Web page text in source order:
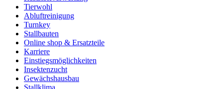
Tierwohl
Abluftreinigung
Turnkey
Stallbauten
Online shop & Ersatzteile
Karriere
Einstiegsmöglichkeiten
Insektenzucht
Gewächshausbau